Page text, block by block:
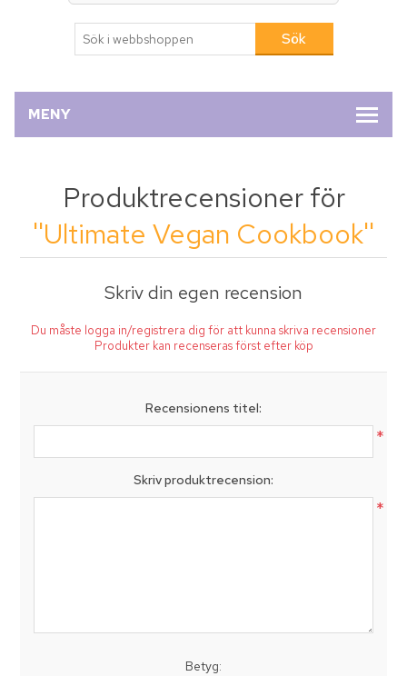
MENY
Produktrecensioner för
Ultimate Vegan Cookbook
Skriv din egen recension
Du måste logga in/registrera dig för att kunna skriva recensioner
Produkter kan recenseras först efter köp
Recensionens titel:
*
Skriv produktrecension:
*
Betyg: